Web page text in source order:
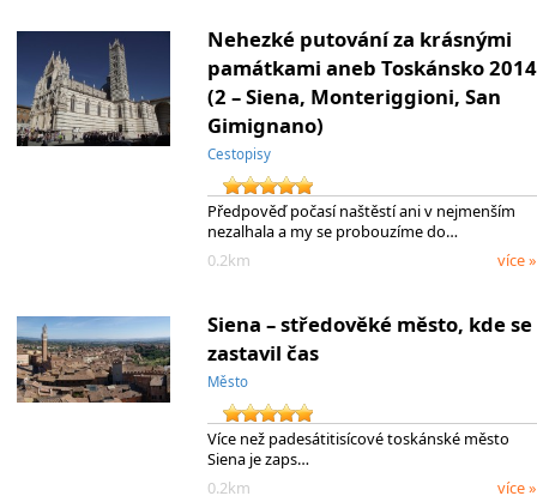
Nehezké putování za krásnými
památkami aneb Toskánsko 2014
(2 – Siena, Monteriggioni, San
Gimignano)
Cestopisy
Předpověď počasí naštěstí ani v nejmenším
nezalhala a my se probouzíme do…
0.2km
více »
Siena – středověké město, kde se
zastavil čas
Město
Více než padesátitisícové toskánské město
Siena je zaps…
0.2km
více »